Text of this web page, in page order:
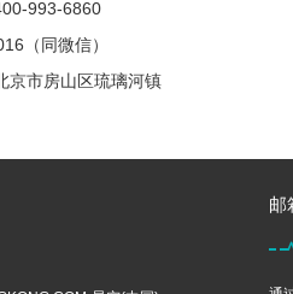
993-6860
（同微信）
京市房山区琉璃河镇
邮